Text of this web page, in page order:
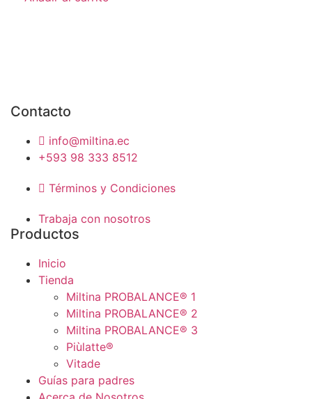
Productos
Inicio
Tienda
Miltina PROBALANCE® 1
Miltina PROBALANCE® 2
Miltina PROBALANCE® 3
Piùlatte®
Vitade
Guías para padres
Contacto
info@miltina.ec
+593 98 333 8512
Términos y Condiciones
Trabaja con nosotros